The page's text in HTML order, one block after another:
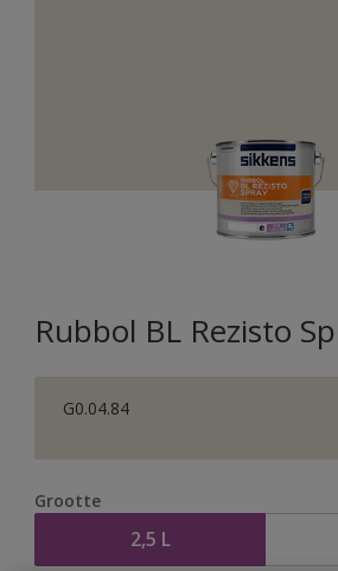
Rubbol BL Rezisto
G0.04.84
Grootte
2,5 L